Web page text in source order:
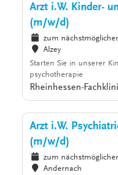
Arzt i.W. Kinder-
(m/w/d)
zum
Alzey
Starten Sie in unserer
psychotherapie
Rheinhessen-
Arzt i.W.
(m/w/d)
zum
Andernach